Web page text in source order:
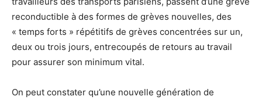
reconductible à des formes de grèves nouvelles, des
« temps forts » répétitifs de grèves concentrées sur un,
deux ou trois jours, entrecoupés de retours au travail
pour assurer son minimum vital.
On peut constater qu’une nouvelle génération de